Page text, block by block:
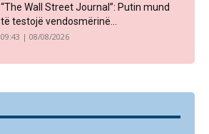
“The Wall Street Journal”: Putin mund
të testojë vendosmërinë...
09:43 | 08/08/2026